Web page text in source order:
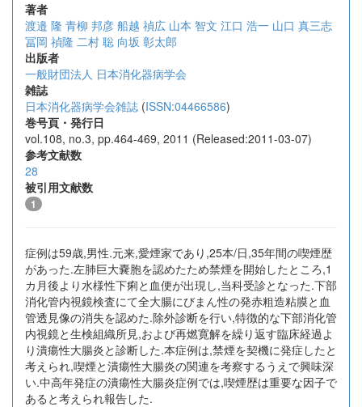
著者
渡邉 隆 青柳 邦彦 船越 禎広 山本 智文 江口 浩一 山口 真三志
冨岡 禎隆 二村 聡 向坂 彰太郎
出版者
一般財団法人 日本消化器病学会
雑誌
日本消化器病学会雑誌 (ISSN:04466586)
巻号頁・発行日
vol.108, no.3, pp.464-469, 2011 (Released:2011-03-07)
参考文献数
28
被引用文献数
1
症例は59歳,男性.元来,愛煙家であり,25本/日,35年間の喫煙歴
があった.左肺巨大嚢胞を認めたため禁煙を開始したところ,1
カ月後より水様性下痢と血便が出現し,当科受診となった.下部
消化管内視鏡検査にて全大腸にびまん性の発赤粗造粘膜と血
管透見像の消失を認めた.除外診断を行い,特徴的な下部消化管
内視鏡と生検組織所見,および再燃寛解を繰り返す臨床経過よ
り潰瘍性大腸炎と診断した.本症例は,禁煙を契機に発症したと
考えられ,喫煙と潰瘍性大腸炎の関連を考察するうえで興味深
い.中高年発症の潰瘍性大腸炎症例では,喫煙歴は重要な因子で
あると考えられ報告した.